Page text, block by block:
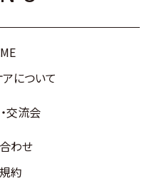
アについて
交流会
わせ
約